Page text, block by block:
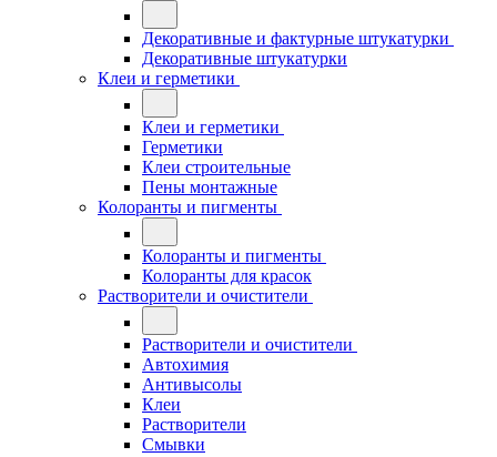
Декоративные и фактурные штукатурки
Декоративные штукатурки
Клеи и герметики
Клеи и герметики
Герметики
Клеи строительные
Пены монтажные
Колоранты и пигменты
Колоранты и пигменты
Колоранты для красок
Растворители и очистители
Растворители и очистители
Автохимия
Антивысолы
Клеи
Растворители
Смывки